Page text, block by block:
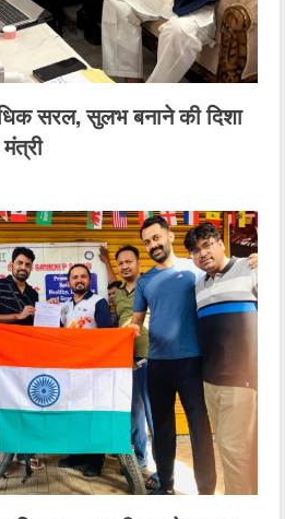
सरल, सुलभ बनाने की दिशा